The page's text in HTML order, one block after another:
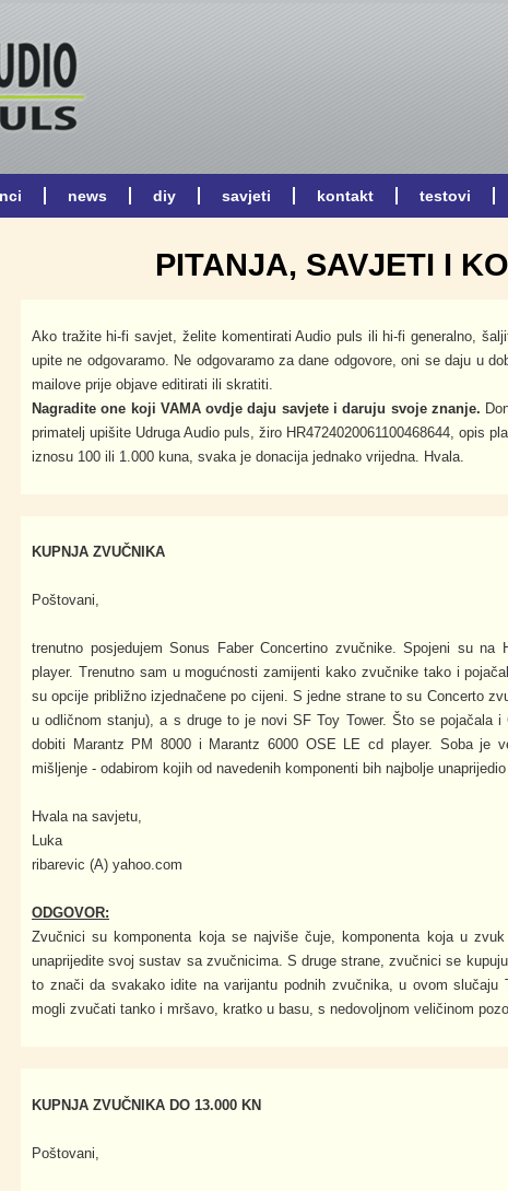
PITANJA, SAVJETI I
Ako tražite hi-fi savjet, želite komentirati Audio puls ili hi-fi generalno,
upite ne odgovaramo. Ne odgovaramo za dane odgovore, oni se daju u
mailove prije objave editirati ili skratiti.
Nagradite one koji VAMA ovdje daju savjete i daruju svoje znanje.
primatelj upišite Udruga Audio puls, žiro HR4724020061100468644, opis
iznosu 100 ili 1.000 kuna, svaka je donacija jednako vrijedna. Hvala.
KUPNJA ZVUČNIKA
Poštovani,
trenutno posjedujem Sonus Faber Concertino zvučnike. Spojeni su
player. Trenutno sam u mogućnosti zamijenti kako zvučnike tako i
su opcije približno izjednačene po cijeni. S jedne strane to su Concerto
u odličnom stanju), a s druge to je novi SF Toy Tower. Što se pojačala
dobiti Marantz PM 8000 i Marantz 6000 OSE LE cd player. Soba je
mišljenje - odabirom kojih od navedenih komponenti bih najbolje
Hvala na savjetu,
Luka
ribarevic (A) yahoo.com
ODGOVOR:
Zvučnici su komponenta koja se najviše čuje, komponenta koja u
unaprijedite svoj sustav sa zvučnicima. S druge strane, zvučnici se
to znači da svakako idite na varijantu podnih zvučnika, u ovom slučaju
mogli zvučati tanko i mršavo, kratko u basu, s nedovoljnom veličinom
KUPNJA ZVUČNIKA DO 13.000 KN
Poštovani,